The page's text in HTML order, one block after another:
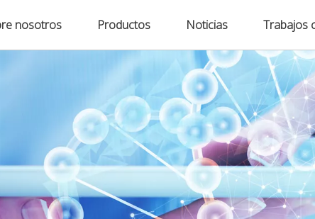
nosotros Productos Noticias Trabajos